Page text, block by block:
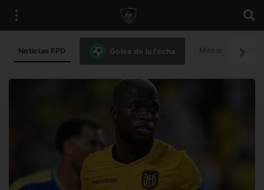
Noticias FPD Goles de la fecha